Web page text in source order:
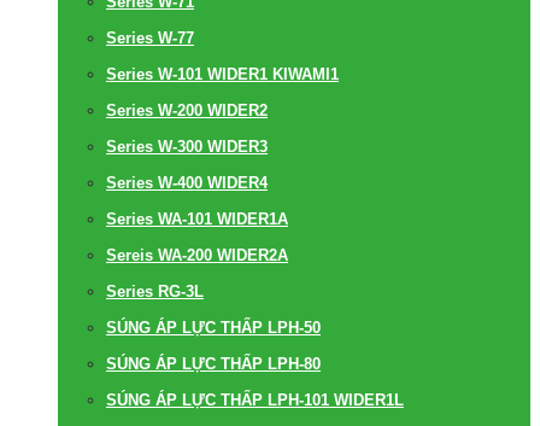
Series W-77
Series W-101 WIDER1 KIWAMI1
Series W-200 WIDER2
Series W-300 WIDER3
Series W-400 WIDER4
Series WA-101 WIDER1A
Sereis WA-200 WIDER2A
Series RG-3L
SÚNG ÁP LỰC THẤP LPH-50
SÚNG ÁP LỰC THẤP LPH-80
SÚNG ÁP LỰC THẤP LPH-101 WIDER1L